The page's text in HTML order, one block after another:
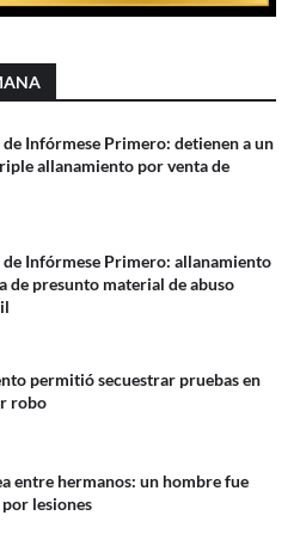
de Infórmese Primero: detienen a un
allanamiento por venta de
de Infórmese Primero: allanamiento
de presunto material de abuso
permitió secuestrar pruebas en
robo
entre hermanos: un hombre fue
lesiones